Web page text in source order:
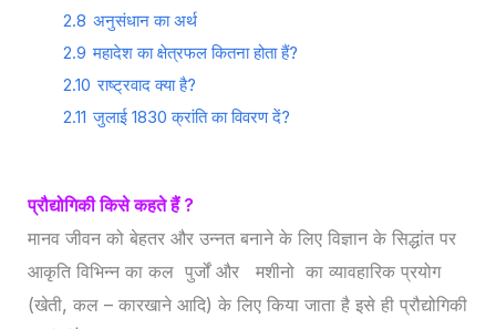
2.8 अनुसंधान का अर्थ
2.9 महादेश का क्षेत्रफल कितना होता हैं?
2.10 राष्ट्रवाद क्या है?
2.11 जुलाई 1830 क्रांति का विवरण दें?
प्रौद्योगिकी किसे कहते हैं ?
मानव जीवन को बेहतर और उन्नत बनाने के लिए विज्ञान के सिद्धांत पर
आकृति विभिन्न का कल पुर्जों और मशीनो का व्यावहारिक प्रयोग
(खेती, कल – कारखाने आदि) के लिए किया जाता है इसे ही प्रौद्योगिकी